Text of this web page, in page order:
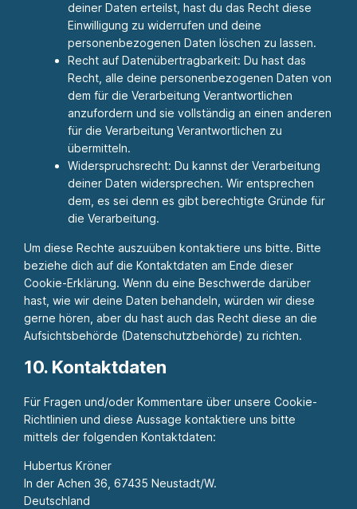
deiner Daten erteilst, hast du das Recht diese
Einwilligung zu widerrufen und deine
personenbezogenen Daten löschen zu lassen.
Recht auf Datenübertragbarkeit: Du hast das
Recht, alle deine personenbezogenen Daten von
dem für die Verarbeitung Verantwortlichen
anzufordern und sie vollständig an einen anderen
für die Verarbeitung Verantwortlichen zu
übermitteln.
Widerspruchsrecht: Du kannst der Verarbeitung
deiner Daten widersprechen. Wir entsprechen
dem, es sei denn es gibt berechtigte Gründe für
die Verarbeitung.
Um diese Rechte auszuüben kontaktiere uns bitte. Bitte
beziehe dich auf die Kontaktdaten am Ende dieser
Cookie-Erklärung. Wenn du eine Beschwerde darüber
hast, wie wir deine Daten behandeln, würden wir diese
gerne hören, aber du hast auch das Recht diese an die
Aufsichtsbehörde (Datenschutzbehörde) zu richten.
10. Kontaktdaten
Für Fragen und/oder Kommentare über unsere Cookie-
Richtlinien und diese Aussage kontaktiere uns bitte
mittels der folgenden Kontaktdaten:
Hubertus Kröner
In der Achen 36, 67435 Neustadt/W.
Deutschland